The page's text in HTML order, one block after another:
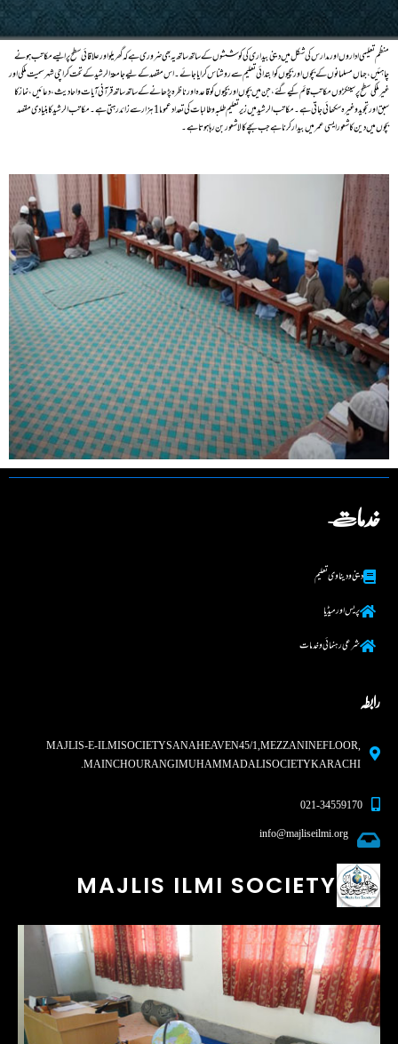
منظم تعلیمی اداروں اور مدارس کی شکل میں دینی بیداری کی کوششوں کے ساتھ ساتھ یہ بھی ضروری ہے کہ گھریلو اور علاقائی سطح پر ایسے مکاتب ہونے
چاہئیں، جہاں مسلمانوں کے بچوں اور بچیوں کو ابتدائی تعلیم سے رو شناس کرایا جائے۔ اس مقصد کے لیے جامعۃ الرشید کے تحت کراچی شہر سمیت ملکی اور
غیر ملکی سطح پر سینکڑوں مکاتب قائم کیے گئے، جن میں بچوں اور بچیوں کو قاعدہ اور ناظرہ پڑھانے کے ساتھ ساتھ قرآنی آیات و احادیث، دعائیں، نماز کا
سبق اور تجوید وغیرہ سکھائی جاتی ہے۔ مکاتب الرشید میں زیر تعلیم طلبہ و طالبات کی تعداد عموما 1 ہزار سے زائد رہتی ہے۔مکاتب الرشیدکا بنیادی مقصد
بچوں میں دین کا شعور ایسی عمر میں بیدار کرنا ہے جب بچے کا لاشعور بن رہا ہوتا ہے۔
خدمات
دینی و دینا وی تعلیم
پریس اور میڈیا
شرعی رہنما ئی و خدمات
رابطہ
MAJLIS-E-ILMI SOCIETY SANA HEAVEN 45/1, MEZZANINE FLOOR,
MAIN CHOURANGI MUHAMMAD ALI SOCIETY KARACHI.
021-34559170
info@majliseilmi.org
MAJLIS ILMI SOCIETY